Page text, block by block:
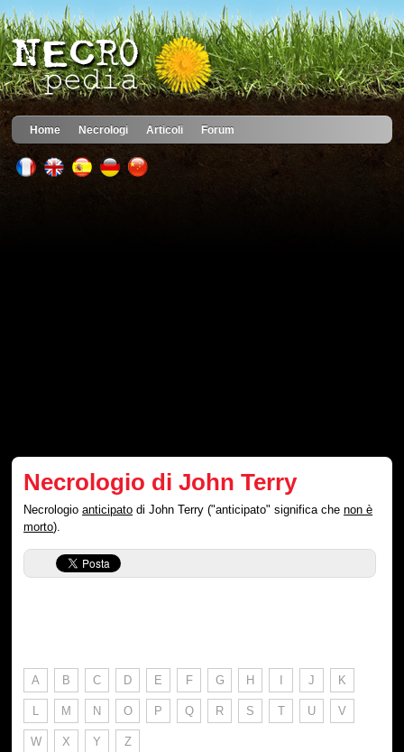
Home Necrologi Articoli Forum
Necrologio di John Terry
Necrologioanticipato di John Terry ("anticipato" significa chenon è
morto).
A B C D E F G H I J K
L M N O P Q R S T U V
W X Y Z